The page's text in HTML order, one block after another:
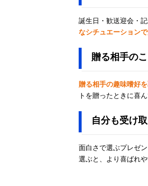
誕生日・歓送迎会・
なシチュエーション
贈る相手の
贈る相手の趣味嗜好
トを贈ったときに喜
自分も受け
面白さで選ぶプレゼ
選ぶと、より喜ばれや